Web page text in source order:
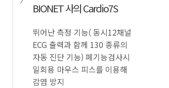
BIONET 사의 Cardio7S
뛰어난 측정 기능( 동시12채널
ECG 출력과 함께 130 종류의
자동 진단 기능) 폐기능검사시
일회용 마우스 피스를 이용해
감염 방지